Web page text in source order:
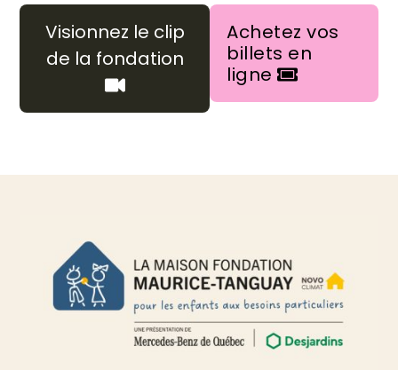
Visionnez le clip
Achetez vos
billets en
ligne